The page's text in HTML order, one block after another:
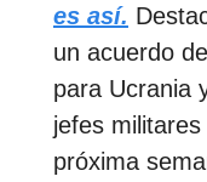
es así.
un acuerdo
para Ucrania
jefes
próxima